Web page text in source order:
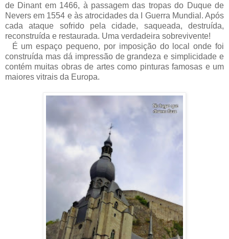
de Dinant em 1466, à passagem das tropas do Duque de
Nevers em 1554 e às atrocidades da I Guerra Mundial. Após
cada ataque sofrido pela cidade, saqueada, destruída,
reconstruída e restaurada. Uma verdadeira sobrevivente!
É um espaço pequeno, por imposição do local onde foi
construída mas dá impressão de grandeza e simplicidade e
contém muitas obras de artes como pinturas famosas e um
maiores vitrais da Europa.